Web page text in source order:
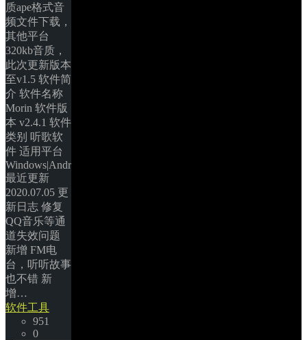
质ape格式音
频文件下载，
其他平台
320kb音质，
此次更新版本
至v1.5 软件简
介 软件名称
Morin 软件版
本 v2.4.1 软件
类别 听歌软
件 适用平台
Windows|Android
最近更新
2020.07.05 更
新日志 修复
QQ音乐等通
道失效问题
新增 FM电
台，听听故事
也不错 新
增…
软件工具
951
0